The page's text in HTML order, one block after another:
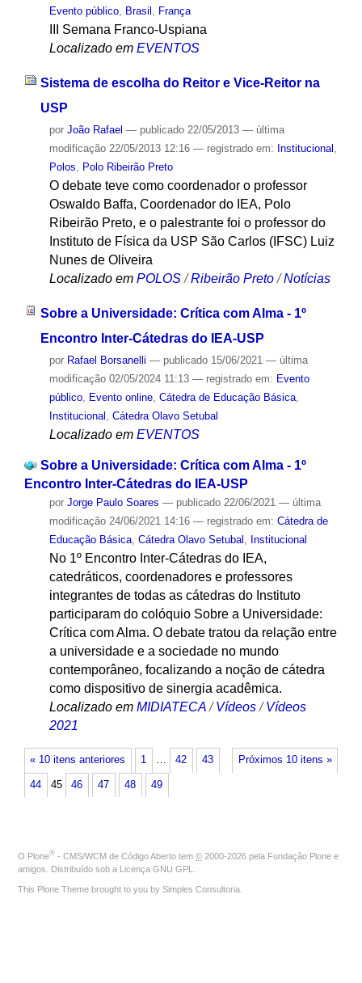
Evento público, Brasil , França
III Semana Franco-Uspiana
Localizado em EVENTOS
Sistema de escolha do Reitor e Vice-Reitor na
USP
por João Rafael — publicado22/05/2013 — última
modificação22/05/2013 12:16 — registrado em: Institucional
Polos
Polo Ribeirão Preto
O debate teve como coordenador o professor
Oswaldo Baffa, Coordenador do IEA, Polo
Ribeirão Preto, e o palestrante foi o professor do
Instituto de Física da USP São Carlos (IFSC) Luiz
Nunes de Oliveira
Localizado em POLOS /Ribeirão Preto /Notícias
Sobre a Universidade: Crítica com Alma - 1º
Encontro Inter-Cátedras do IEA-USP
por Rafael Borsanelli — publicado15/06/2021 — última
modificação02/05/2024 11:13 — registrado em: Evento
público, Evento online, Cátedra de Educação Básica,
Institucional Cátedra Olavo Setubal
Localizado em EVENTOS
Sobre a Universidade: Crítica com Alma - 1º
Encontro Inter-Cátedras do IEA-USP
por Jorge Paulo Soares — publicado22/06/2021 — última
modificação24/06/2021 14:16 — registrado em: Cátedra de
Educação Básica, Cátedra Olavo Setubal , Institucional
No 1º Encontro Inter-Cátedras do IEA,
catedráticos, coordenadores e professores
integrantes de todas as cátedras do Instituto
participaram do colóquio Sobre a Universidade:
Crítica com Alma. O debate tratou da relação entre
a universidade e a sociedade no mundo
contemporâneo, focalizando a noção de cátedra
como dispositivo de sinergia acadêmica.
Localizado em MIDIATECA /Vídeos /Vídeos
2021
« 10 itens anteriores Próximos 10 itens »
1 … 42 43
44 45 46 47 48 49
O Plone® - CMS/WCM de Código Aberto tem © 2000-2026 pela Fundação Plone e
amigos. Distribuído sob a Licença GNU GPL
This Plone Theme brought to you by Simples Consultoria